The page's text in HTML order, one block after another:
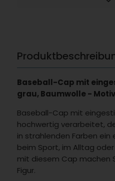
Baseball-Cap mit
grau, Baumwolle -
Baseball-Cap mit
hochwertig verarbeitet,
in strahlenden Farben ein
beim Sport, im Alltag
mit diesem Cap machen
Figur.